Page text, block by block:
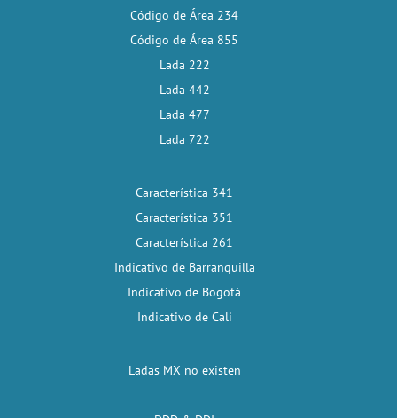
Código de Área 234
Código de Área 855
Lada 222
Lada 442
Lada 477
Lada 722
Característica 341
Característica 351
Característica 261
Indicativo de Barranquilla
Indicativo de Bogotá
Indicativo de Cali
Ladas MX no existen